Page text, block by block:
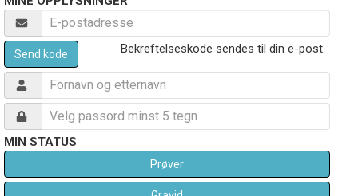
Send kode Bekreftelseskode sendes til din e-post.
MIN STATUS
Prøver